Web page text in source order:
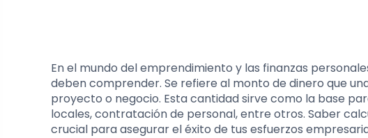
En el mundo del emprendimiento y las finanzas
deben comprender. Se refiere al monto de dinero que
proyecto o negocio. Esta cantidad sirve como la base
locales, contratación de personal, entre otros. Saber
crucial para asegurar el éxito de tus esfuerzos